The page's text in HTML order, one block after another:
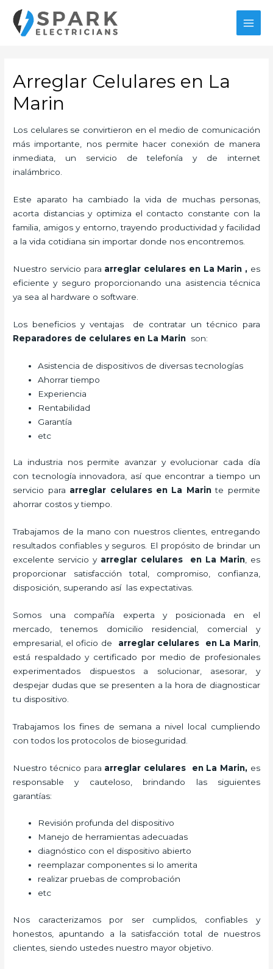
contenido
Arreglar Celulares en La
Marin
Los celulares se convirtieron en el medio de comunicación
más importante, nos permite hacer conexión de manera
inmediata, un servicio de telefonía y de internet
inalámbrico.
Este aparato ha cambiado la vida de muchas personas,
acorta distancias y optimiza el contacto constante con la
familia, amigos y entorno, trayendo productividad y facilidad
a la vida cotidiana sin importar donde nos encontremos.
Nuestro servicio para arreglar celulares en La Marin , es
eficiente y seguro proporcionando una asistencia técnica
ya sea al hardware o software.
Los beneficios y ventajas de contratar un técnico para
Reparadores de celulares en La Marin son:
Asistencia de dispositivos de diversas tecnologías
Ahorrar tiempo
Experiencia
Rentabilidad
Garantía
etc
La industria nos permite avanzar y evolucionar cada día
con tecnología innovadora, así que encontrar a tiempo un
servicio para arreglar celulares en La Marinte permite
ahorrar costos y tiempo.
Trabajamos de la mano con nuestros clientes, entregando
resultados confiables y seguros. El propósito de brindar un
excelente servicio y arreglar celulares en La Marin, es
proporcionar satisfacción total, compromiso, confianza,
disposición, superando así las expectativas.
Somos una compañía experta y posicionada en el
mercado, tenemos domicilio residencial, comercial y
empresarial, el oficio de arreglar celulares en La Marin,
está respaldado y certificado por medio de profesionales
experimentados dispuestos a solucionar, asesorar, y
despejar dudas que se presenten a la hora de diagnosticar
tu dispositivo.
Trabajamos los fines de semana a nivel local cumpliendo
con todos los protocolos de bioseguridad.
Nuestro técnico para arreglar celulares en La Marin, es
responsable y cauteloso, brindando las siguientes
garantías:
Revisión profunda del dispositivo
Manejo de herramientas adecuadas
diagnóstico con el dispositivo abierto
reemplazar componentes si lo amerita
realizar pruebas de comprobación
etc
Nos caracterizamos por ser cumplidos, confiables y
honestos, apuntando a la satisfacción total de nuestros
clientes, siendo ustedes nuestro mayor objetivo.